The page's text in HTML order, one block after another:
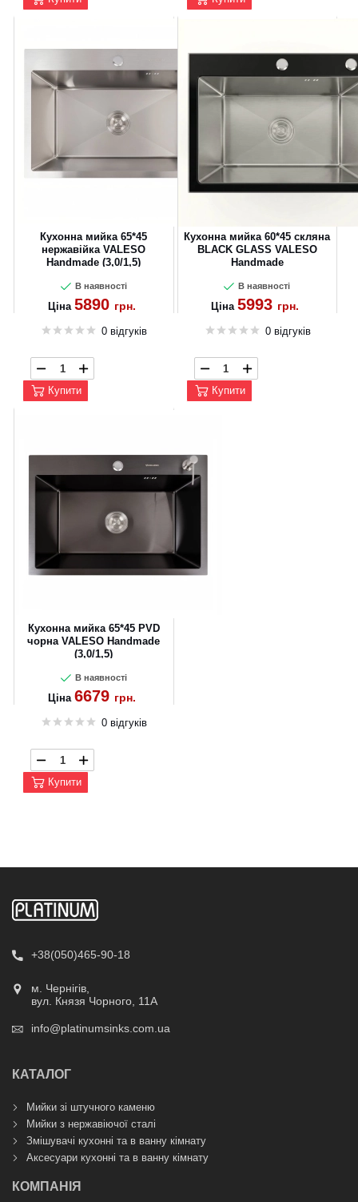
Кухонна мийка 65*45
нержавійка VALESO
Handmade (3,0/1,5)
В наявності
Ціна 5890 грн.
0 відгуків
Купити
Кухонна мийка 60*45 скляна
BLACK GLASS VALESO
Handmade
В наявності
Ціна 5993 грн.
0 відгуків
Купити
Кухонна мийка 65*45 PVD
чорна VALESO Handmade
(3,0/1,5)
В наявності
Ціна 6679 грн.
0 відгуків
Купити
+38(050)465-90-18
м. Чернігів,
вул. Князя Чорного, 11А
info@platinumsinks.com.ua
КАТАЛОГ
Мийки зі штучного каменю
Мийки з нержавіючої сталі
Змішувачі кухонні та в ванну кімнату
Аксесуари кухонні та в ванну кімнату
КОМПАНІЯ
OK
CANCEL